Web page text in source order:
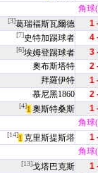
角球
[3]葛瑞福斯瓦爾德
1
[7]史特加踢球者
4
[6]埃姆登踢球者
3
奧布斯塔特
2
拜羅伊特
1
慕尼黑1860
2
[4]1 奧斯特桑斯
1
角球
[14]1 克里斯提斯塔
1
角球
[13]戈塔巴克斯
1